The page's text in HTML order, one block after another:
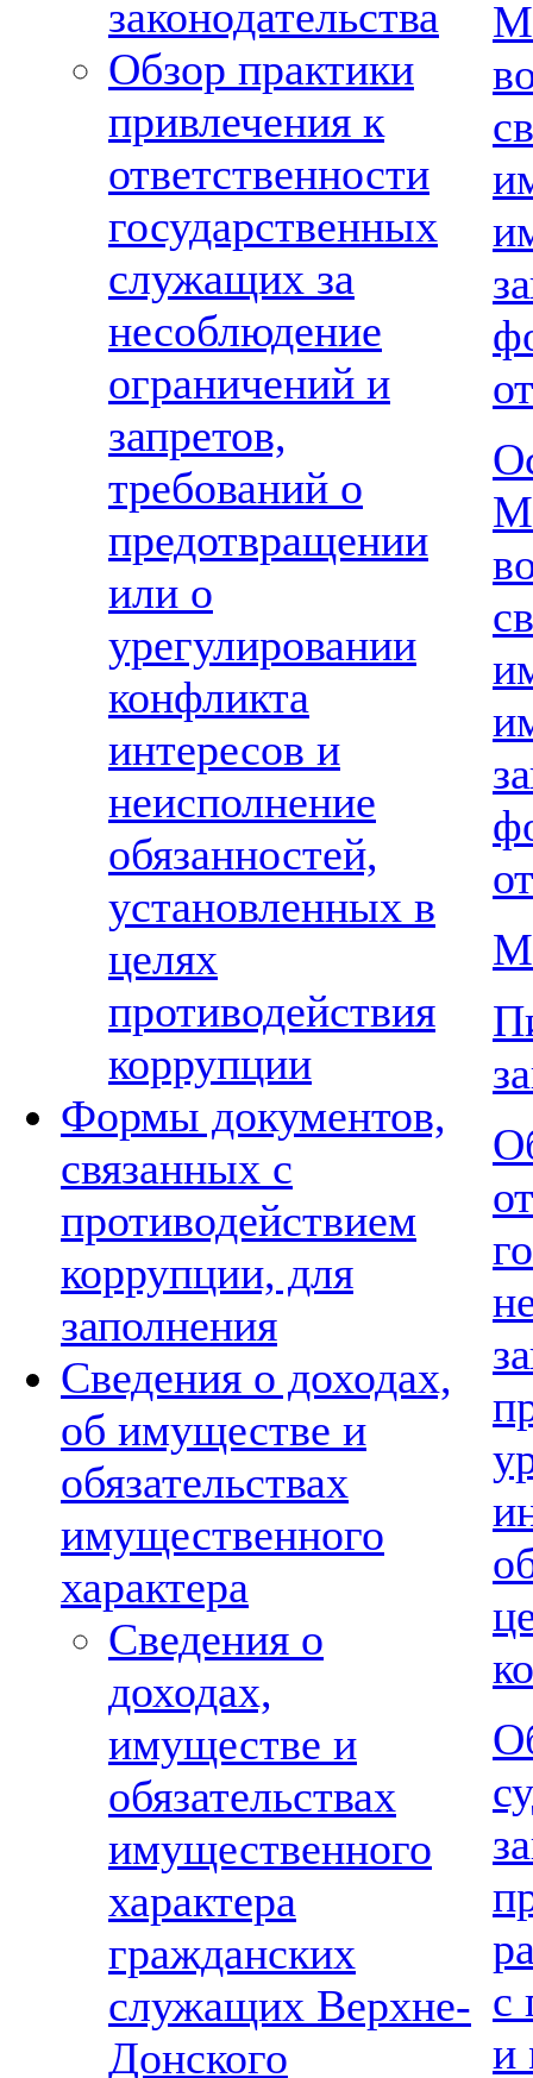
законодательства
Обзор практики
привлечения к
ответственности
государственных
служащих за
несоблюдение
ограничений и
запретов,
требований о
предотвращении
или о
урегулировании
конфликта
интересов и
неисполнение
обязанностей,
установленных в
целях
противодействия
коррупции
Формы документов,
связанных с
противодействием
коррупции, для
заполнения
Сведения о доходах,
об имуществе и
обязательствах
имущественного
характера
Сведения о
доходах,
имуществе и
обязательствах
имущественного
характера
гражданских
служащих Верхне-
Донского
с
и